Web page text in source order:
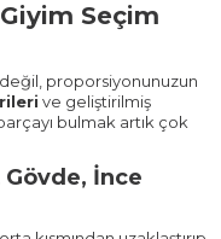
Seçim
değil, proporsiyonunuzun
ve geliştirilmiş
bulmak artık çok
Gövde, İnce